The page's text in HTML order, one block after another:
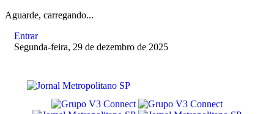
Aguarde, carregando...
Entrar
Segunda-feira, 29 de dezembro de 2025